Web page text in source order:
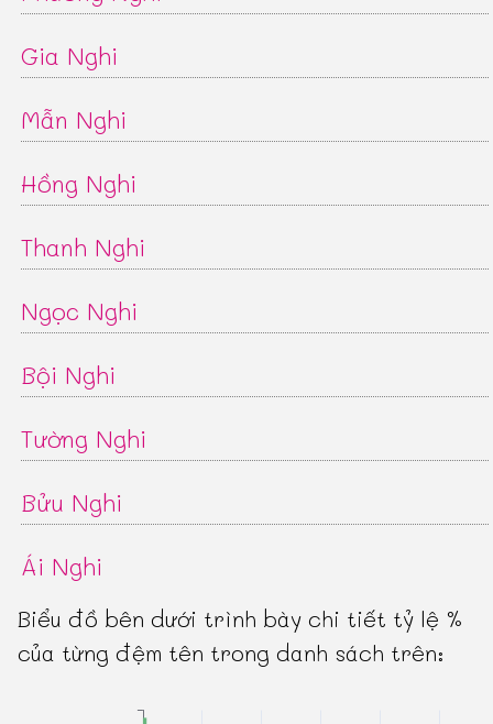
Gia Nghi
Mẫn Nghi
Hồng Nghi
Thanh Nghi
Ngọc Nghi
Bội Nghi
Tường Nghi
Bửu Nghi
Ái Nghi
Biểu đồ bên dưới trình bày chi tiết tỷ lệ %
của từng đệm tên trong danh sách trên: